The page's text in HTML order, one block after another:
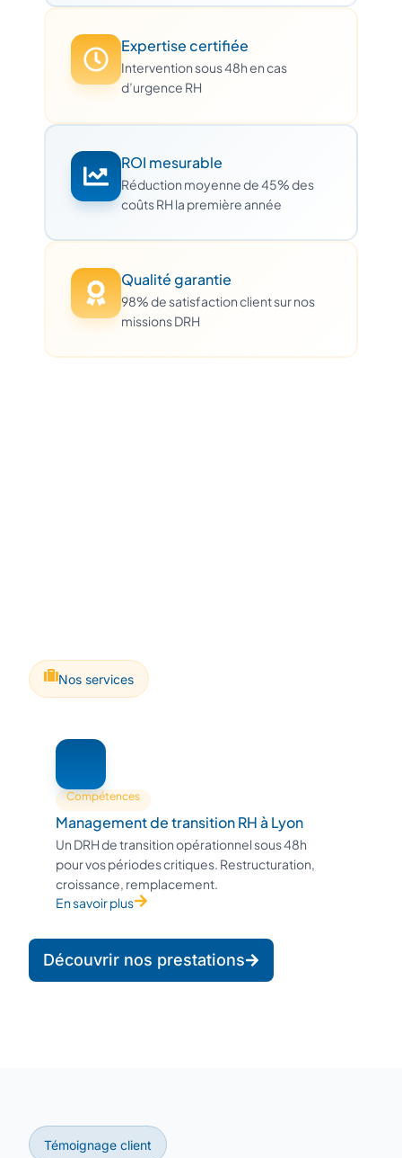
Expertise certifiée
Intervention sous 48h en cas
d’urgence RH
ROI mesurable
Réduction moyenne de 45% des
coûts RH la première année
Qualité garantie
98% de satisfaction client sur nos
missions DRH
Nos services
Compétences
Management de transition RH à Lyon
Un DRH de transition opérationnel sous 48h
pour vos périodes critiques. Restructuration,
croissance, remplacement.
En savoir plus
Découvrir nos prestations
Témoignage client